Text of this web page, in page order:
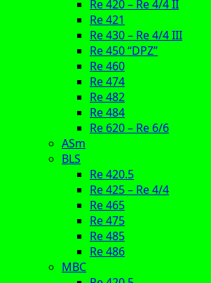
Re 420 – Re 4/4 II
Re 421
Re 430 – Re 4/4 III
Re 450 “DPZ”
Re 460
Re 474
Re 482
Re 484
Re 620 – Re 6/6
ASm
BLS
Re 420.5
Re 425 – Re 4/4
Re 465
Re 475
Re 485
Re 486
MBC